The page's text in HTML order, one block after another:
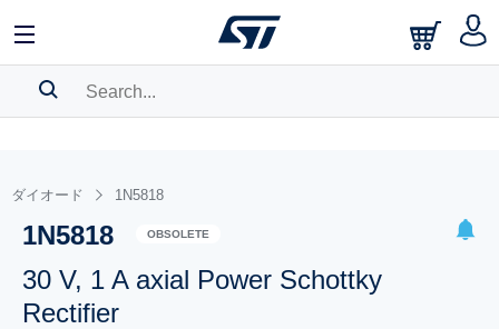
BOOKMARK
Pleaselog in to show your saved searches.
ダイオード 1N5818
1N5818 OBSOLETE
30 V, 1 A axial Power Schottky
Rectifier